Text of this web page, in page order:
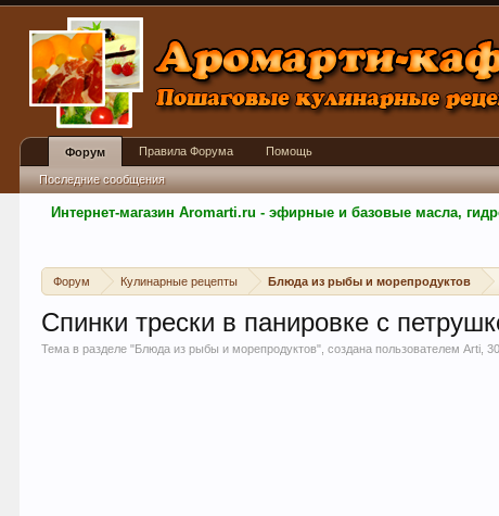
Интернет-магазин Aromarti.ru - эфирные и базовые масла,
Форум Кулинарные рецепты Блюда из рыбы и морепродуктов
Спинки трески в панировке с
Тема в разделе "Блюда из рыбы и морепродуктов", создана пользователемArti ,
Форум
Последние сообщения
Правила Форума Помощь